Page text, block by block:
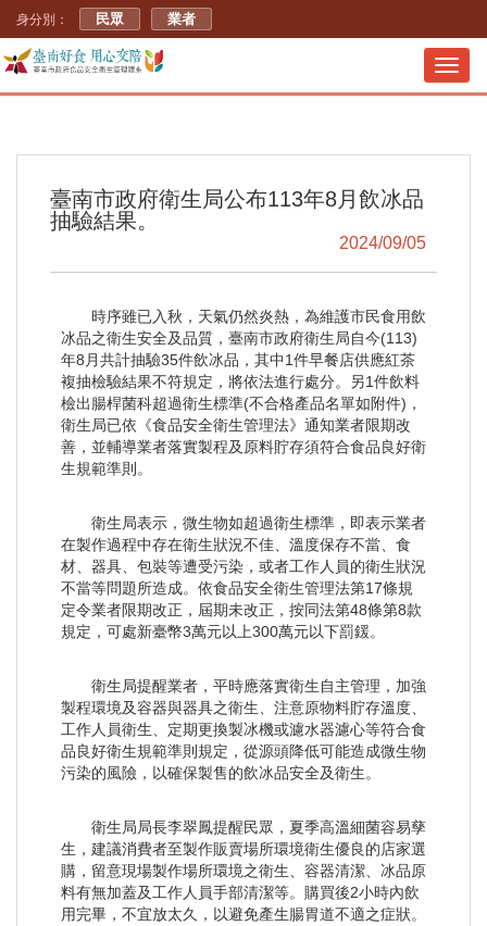
身分別： 民眾 業者
臺南市政府衛生局公布113年8月飲冰品
抽驗結果。
2024/09/05
時序雖已入秋，天氣仍然炎熱，為維護市民食用飲
冰品之衛生安全及品質，臺南市政府衛生局自今(113)
年8月共計抽驗35件飲冰品，其中1件早餐店供應紅茶
複抽檢驗結果不符規定，將依法進行處分。另1件飲料
檢出腸桿菌科超過衛生標準(不合格產品名單如附件)，
衛生局已依《食品安全衛生管理法》通知業者限期改
善，並輔導業者落實製程及原料貯存須符合食品良好衛
生規範準則。
衛生局表示，微生物如超過衛生標準，即表示業者
在製作過程中存在衛生狀況不佳、溫度保存不當、食
材、器具、包裝等遭受污染，或者工作人員的衛生狀況
不當等問題所造成。依食品安全衛生管理法第17條規
定令業者限期改正，屆期未改正，按同法第48條第8款
規定，可處新臺幣3萬元以上300萬元以下罰鍰。
衛生局提醒業者，平時應落實衛生自主管理，加強
製程環境及容器與器具之衛生、注意原物料貯存溫度、
工作人員衛生、定期更換製冰機或濾水器濾心等符合食
品良好衛生規範準則規定，從源頭降低可能造成微生物
污染的風險，以確保製售的飲冰品安全及衛生。
衛生局局長李翠鳳提醒民眾，夏季高溫細菌容易孳
生，建議消費者至製作販賣場所環境衛生優良的店家選
購，留意現場製作場所環境之衛生、容器清潔、冰品原
料有無加蓋及工作人員手部清潔等。購買後2小時內飲
用完畢，不宜放太久，以避免產生腸胃道不適之症狀。